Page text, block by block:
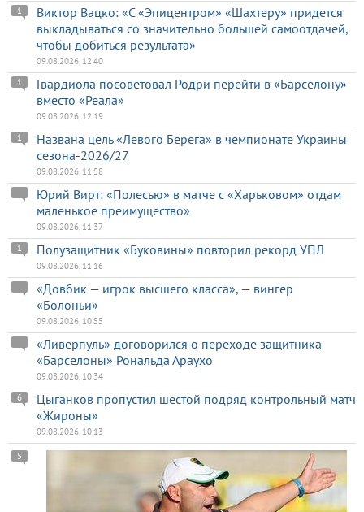
Виктор Вацко: «С «Эпицентром» «Шахтеру» придется
выкладываться со значительно большей самоотдачей,
чтобы добиться результата»
1
09.08.2026, 12:40
Гвардиола посоветовал Родри перейти в «Барселону»
вместо «Реала»
1
09.08.2026, 12:19
Названа цель «Левого Берега» в чемпионате Украины
сезона-2026/27
1
09.08.2026, 11:58
Юрий Вирт: «Полесью» в матче с «Харьковом» отдам
маленькое преимущество»
09.08.2026, 11:37
Полузащитник «Буковины» повторил рекорд УПЛ
1
09.08.2026, 11:16
«Довбик — игрок высшего класса», — вингер
«Болоньи»
09.08.2026, 10:55
«Ливерпуль» договорился о переходе защитника
«Барселоны» Рональда Араухо
09.08.2026, 10:34
Цыганков пропустил шестой подряд контрольный матч
«Жироны»
6
09.08.2026, 10:13
5